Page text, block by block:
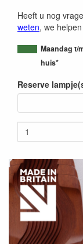
Heeft u nog
weten, we
Maandag t/
huis*
Reserve